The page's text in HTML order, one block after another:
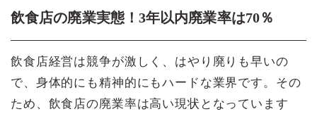
飲食店の廃業実態！3年以内廃業率は70％
飲食店経営は競争が激しく、はやり廃りも早いの
で、身体的にも精神的にもハードな業界です。その
ため、飲食店の廃業率は高い現状となっています